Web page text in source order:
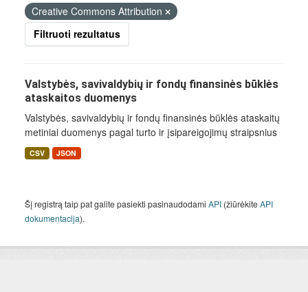
Creative Commons Attribution
Filtruoti rezultatus
Valstybės, savivaldybių ir fondų finansinės būklės
ataskaitos duomenys
Valstybės, savivaldybių ir fondų finansinės būklės ataskaitų
metiniai duomenys pagal turto ir įsipareigojimų straipsnius
CSV JSON
Šį registrą taip pat galite pasiekti pasinaudodami API (žiūrėkiteAPI
dokumentacija).